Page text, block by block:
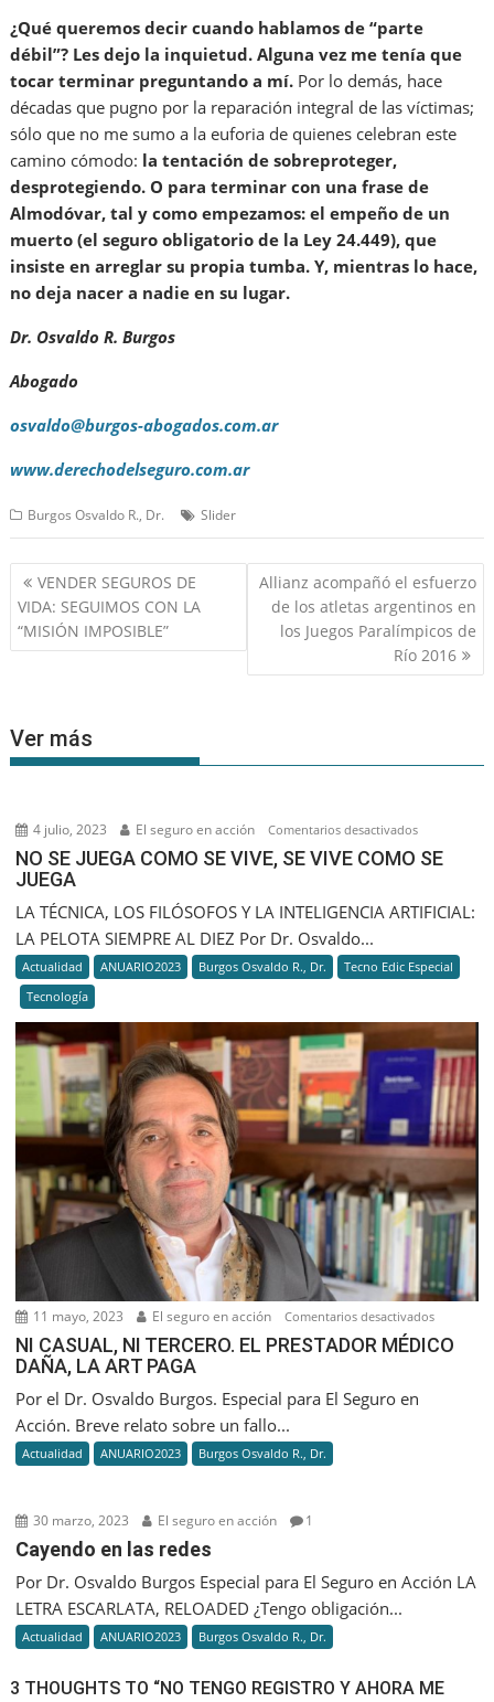
¿Qué queremos decir cuando hablamos de “parte
débil”? Les dejo la inquietud. Alguna vez me tenía que
tocar terminar preguntando a mí. Por lo demás, hace
décadas que pugno por la reparación integral de las víctimas;
sólo que no me sumo a la euforia de quienes celebran este
camino cómodo: la tentación de sobreproteger,
desprotegiendo. O para terminar con una frase de
Almodóvar, tal y como empezamos: el empeño de un
muerto (el seguro obligatorio de la Ley 24.449), que
insiste en arreglar su propia tumba. Y, mientras lo hace,
no deja nacer a nadie en su lugar.
Dr. Osvaldo R. Burgos
Abogado
osvaldo@burgos-abogados.com.ar
www.derechodelseguro.com.ar
Burgos Osvaldo R., Dr. Slider
Navegación
de
entradas
VENDER SEGUROS DE
VIDA: SEGUIMOS CON LA
“MISIÓN IMPOSIBLE”
Allianz acompañó el esfuerzo
de los atletas argentinos en
los Juegos Paralímpicos de
Río 2016
Ver más
4 julio, 2023 El seguro en acción Comentarios desactivadosen
NO
VIVE,
VIVE
COMO
JUEGA
NO SE JUEGA COMO SE VIVE, SE VIVE COMO SE
JUEGA
LA TÉCNICA, LOS FILÓSOFOS Y LA INTELIGENCIA ARTIFICIAL:
LA PELOTA SIEMPRE AL DIEZ Por Dr. Osvaldo...
Actualidad ANUARIO2023 Burgos Osvaldo R., Dr.
Tecno Edic Especial
Tecnología
11 mayo, 2023 El seguro en acción Comentarios desactivadosen
NI
PAGA
NI CASUAL, NI TERCERO. EL PRESTADOR MÉDICO
DAÑA, LA ART PAGA
Por el Dr. Osvaldo Burgos. Especial para El Seguro en
Acción. Breve relato sobre un fallo...
Actualidad ANUARIO2023 Burgos Osvaldo R., Dr.
30 marzo, 2023 El seguro en acción 1
Cayendo en las redes
Por Dr. Osvaldo Burgos Especial para El Seguro en Acción LA
LETRA ESCARLATA, RELOADED ¿Tengo obligación...
Actualidad ANUARIO2023 Burgos Osvaldo R., Dr.
3 THOUGHTS TO “NO TENGO REGISTRO Y AHORA ME